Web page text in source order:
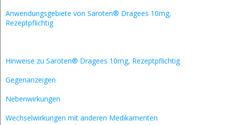
Anwendungsgebiete von Saroten® Dragees 10mg,
Rezeptpflichtig
Hinweise zu Saroten® Dragees 10mg, Rezeptpflichtig
Gegenanzeigen
Nebenwirkungen
Wechselwirkungen mit anderen Medikamenten